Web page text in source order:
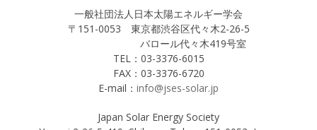
一般社団法人日本太陽エネルギー学会
〒151-0053 東京都渋谷区代々木2-26-5
バロール代々木419号室
TEL：03-3376-6015
FAX：03-3376-6720
E-mail： info@jses-solar.jp
Japan Solar Energy Society